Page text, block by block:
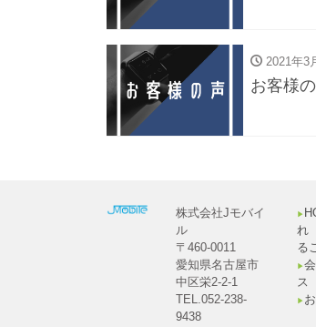
2021年3
お客様
株式会社Jモバイ
ル
〒460-0011
愛知県名古屋市
中区栄2-2-1
TEL.052-238-
9438
▶︎
れ
る
▶︎
ス
▶︎